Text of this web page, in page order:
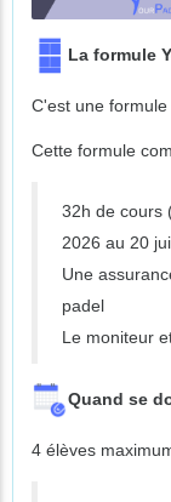
La formule
C'est une
Cette formule
32h de cours
2026 au 20
Une
padel
Le moniteur
Quand se
4 élèves